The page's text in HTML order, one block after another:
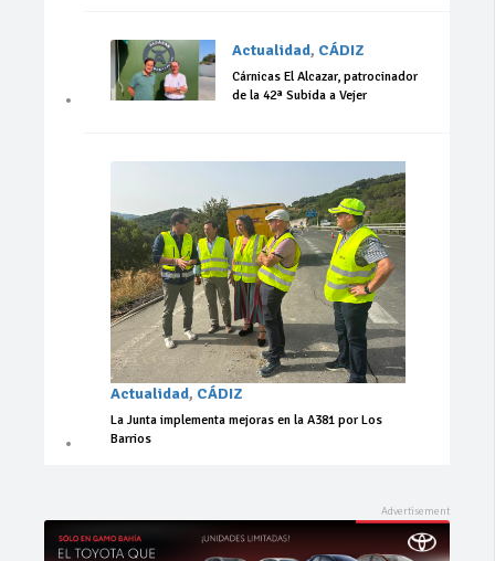
Actualidad, CÁDIZ
Cárnicas El Alcazar, patrocinador
de la 42ª Subida a Vejer
Actualidad, CÁDIZ
La Junta implementa mejoras en la A381 por Los
Barrios